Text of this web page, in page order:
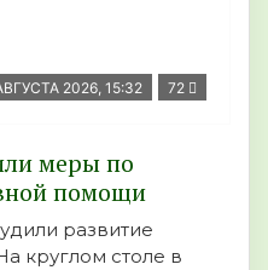
2026, 15:32 72
меры по
помощи
развитие
круглом столе в